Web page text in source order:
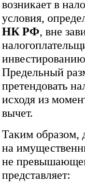
возникает в
условия,
НК РФ, вне
Предельный
претендовать
исходя из
вычет.
Таким образом,
на
не
представляет: